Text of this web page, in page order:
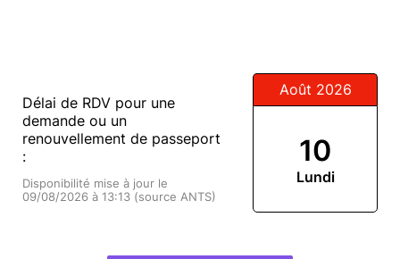
Délai de RDV pour une
demande ou un
renouvellement de passeport
:
Disponibilité mise à jour le
09/08/2026 à 13:13 (source ANTS)
Août 2026
10
Lundi